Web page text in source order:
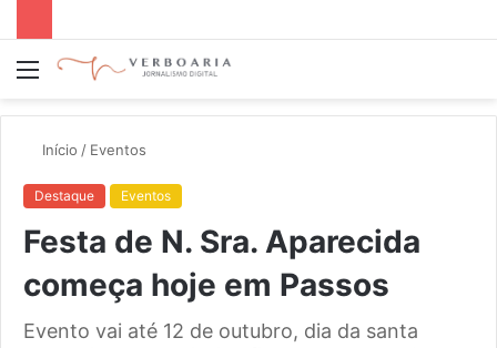
Menu
Início / Eventos
Destaque Eventos
Festa de N. Sra. Aparecida
começa hoje em Passos
Evento vai até 12 de outubro, dia da santa